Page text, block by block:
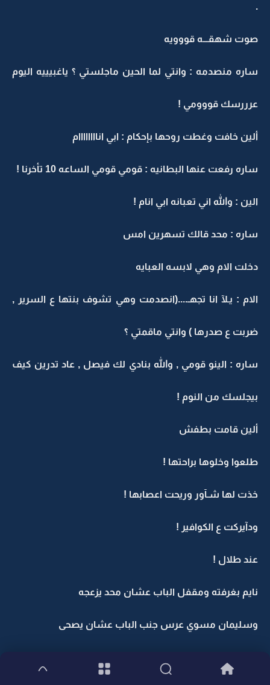
.
صوت شهقـــه قووويه
ساره منصدمه : وانتي لما الحين ماجلستي ؟ ياغبيييه اليوم
عرررسك قووومي !
ألين خافت وغطت روحها بإحكام : ابي اناااااااام
ساره رفعت عنها البطانيه : قومي قومي الساعه 10 تأخرنا !
الين : والله اني تعبانه ابي انام !
ساره : محد قالك تسهرين امس
دخلت الام وهي لابسه العبايه
الام : يـلآ انا تجهـ....(انصدمت وهي تشوف بنتها ع السرير ,
ضربت ع صدرها ) وانتي ماقمتي ؟
ساره : الينو قومي , والله بنادي لك فيصل , عاد تدرين كيف
بيجلسك من النوم !
ألين قامت بطفش
طلعوا وخلوها براحتها !
خذت لها شـآور وريحت اعصابها !
ودآيركت ع الكوافير !
عند طلال !
نايم بغرفته ومقفل الباب عشان محد يزعجه
وسليمان مسوي عرس جنب الباب عشان يصحى